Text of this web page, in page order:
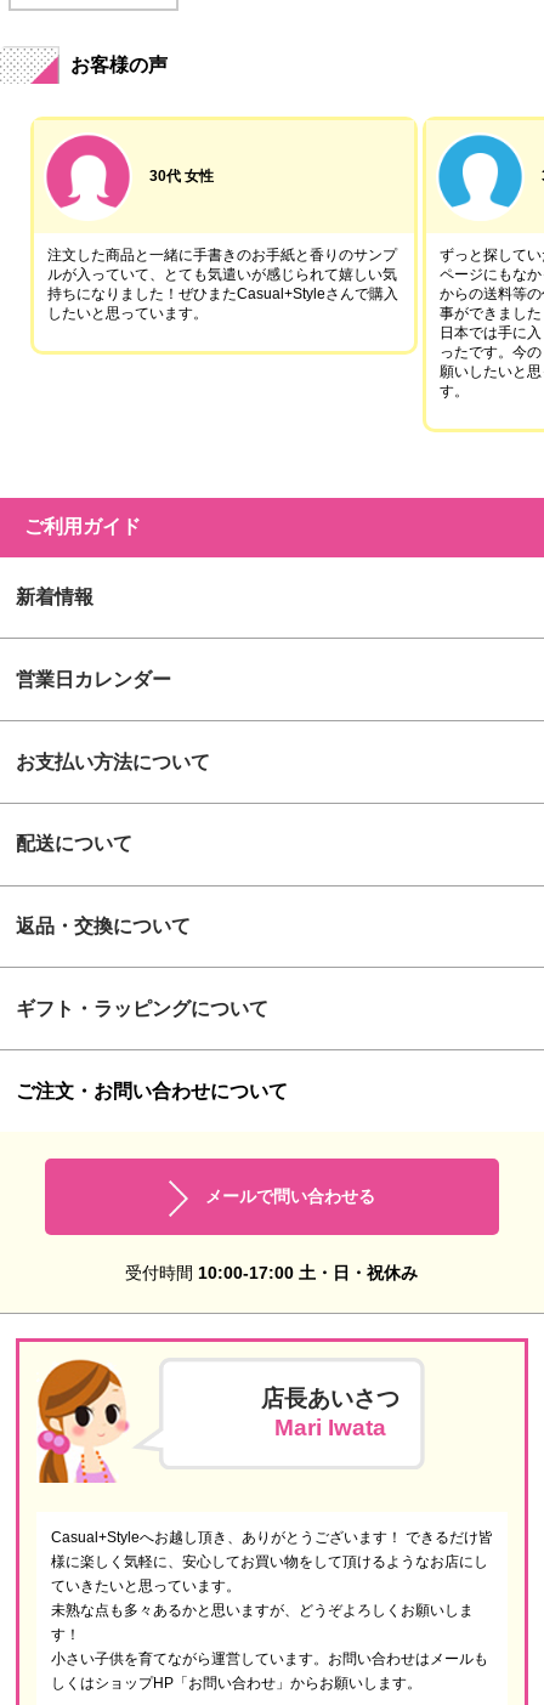
お客様の声
30代 女性
注文した商品と一緒に手書きのお手紙と香りのサンプ
ルが入っていて、とても気遣いが感じられて嬉しい気
持ちになりました！ぜひまたCasual+Styleさんで購入
したいと思っています。
ずっと探して
ページにもな
からの送料等
事ができました
日本では手に
ったです。今
願いしたいと
す。
ご利用ガイド
新着情報
営業日カレンダー
お支払い方法について
配送について
返品・交換について
ギフト・ラッピングについて
ご注文・お問い合わせについて
メールで問い合わせる
受付時間10:00-17:00 土・日・祝休み
店長あいさつ
Mari Iwata
Casual+Styleへお越し頂き、ありがとうございます！ できるだけ皆
様に楽しく気軽に、安心してお買い物をして頂けるようなお店にし
ていきたいと思っています。
未熟な点も多々あるかと思いますが、どうぞよろしくお願いしま
す！
小さい子供を育てながら運営しています。お問い合わせはメールも
しくはショップHP「お問い合わせ」からお願いします。